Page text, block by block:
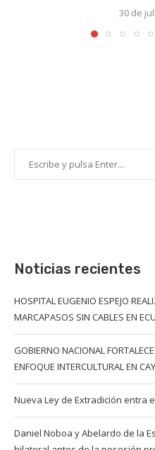
30 de
Noticias recientes
HOSPITAL EUGENIO ESPEJO
MARCAPASOS SIN CABLES EN
GOBIERNO NACIONAL
ENFOQUE INTERCULTURAL EN
Nueva Ley de Extradición entra
Daniel Noboa y Abelardo de la